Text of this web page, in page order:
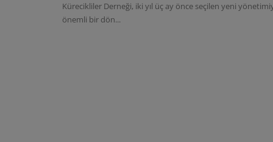
Kürecikliler Derneği, iki yıl üç ay önce seçilen yeni
önemli bir dön...